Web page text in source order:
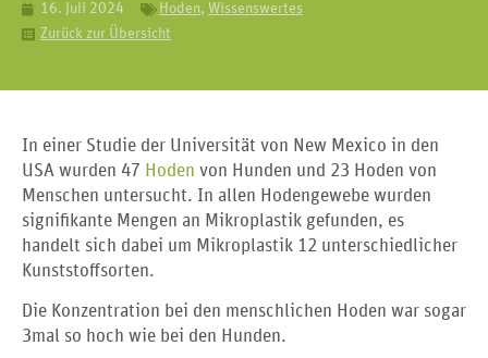
16. Juli 2024 Hoden, Wissenswertes
Zurück zur Übersicht
In einer Studie der Universität von New Mexico in den
USA wurden 47 Hoden von Hunden und 23 Hoden von
Menschen untersucht. In allen Hodengewebe wurden
signifikante Mengen an Mikroplastik gefunden, es
handelt sich dabei um Mikroplastik 12 unterschiedlicher
Kunststoffsorten.
Die Konzentration bei den menschlichen Hoden war sogar
3mal so hoch wie bei den Hunden.